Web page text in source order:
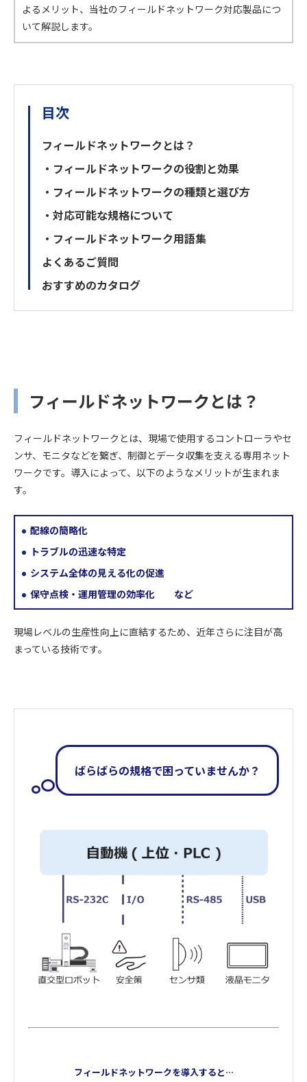
よるメリット、当社のフィールドネットワーク対応製品につ
いて解説します。
目次
フィールドネットワークとは？
・フィールドネットワークの役割と効果
・フィールドネットワークの種類と選び方
・対応可能な規格について
・フィールドネットワーク用語集
よくあるご質問
おすすめのカタログ
フィールドネットワークとは？
フィールドネットワークとは、現場で使用するコントローラやセ
ンサ、モニタなどを繋ぎ、制御とデータ収集を支える専用ネット
ワークです。導入によって、以下のようなメリットが生まれま
す。
配線の簡略化
トラブルの迅速な特定
システム全体の見える化の促進
保守点検・運用管理の効率化 など
現場レベルの生産性向上に直結するため、近年さらに注目が高
まっている技術です。
ばらばらの規格で困っていませんか？
フィールドネットワークを導入すると…